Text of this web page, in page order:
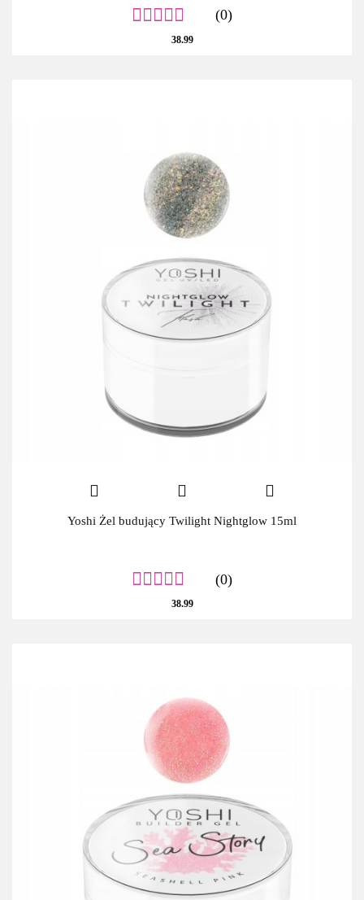
(0)
38.99
Yoshi Żel budujący Twilight Nightglow 15ml
(0)
38.99